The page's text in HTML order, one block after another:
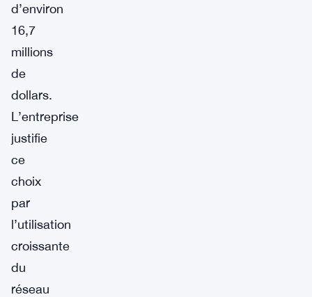
d’environ
16,7
millions
de
dollars.
L’entreprise
justifie
ce
choix
par
l’utilisation
croissante
du
réseau